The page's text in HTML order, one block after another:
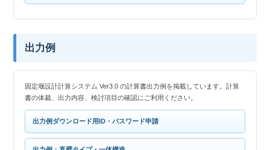
出力例
固定堰設計計算システム Ver3.0 の計算書出力例を掲載しています。計算
書の体裁、出力内容、検討項目の確認にご利用ください。
出力例ダウンロード用ID・パスワード申請